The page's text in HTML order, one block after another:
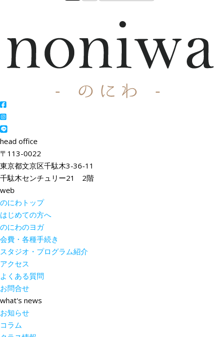
head office
〒113-0022
東京都文京区千駄木3-36-11
千駄木センチュリー21 2階
web
のにわトップ
はじめての方へ
のにわのヨガ
会費・各種手続き
スタジオ・プログラム紹介
アクセス
よくある質問
お問合せ
what's news
お知らせ
コラム